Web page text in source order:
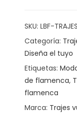
SKU: LBF-
Categoría:
Diseña el tuyo
Etiquetas:
de flamenca,
flamenca
Marca: Trajes